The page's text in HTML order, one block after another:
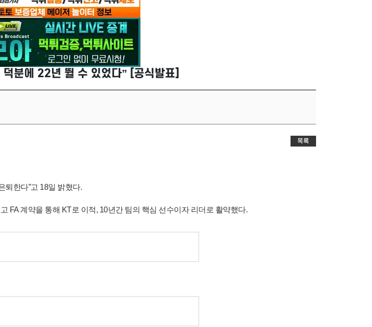
분에 22년 뛸 수 있었다” [공식발표]
목록
퇴한다”고 18일 밝혔다.
FA 계약을 통해 KT로 이적, 10년간 팀의 핵심 선수이자 리더로 활약했다.